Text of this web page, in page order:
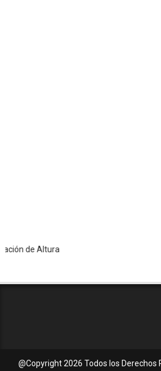
de Altura
@Copyright2026 Todos los Derechos